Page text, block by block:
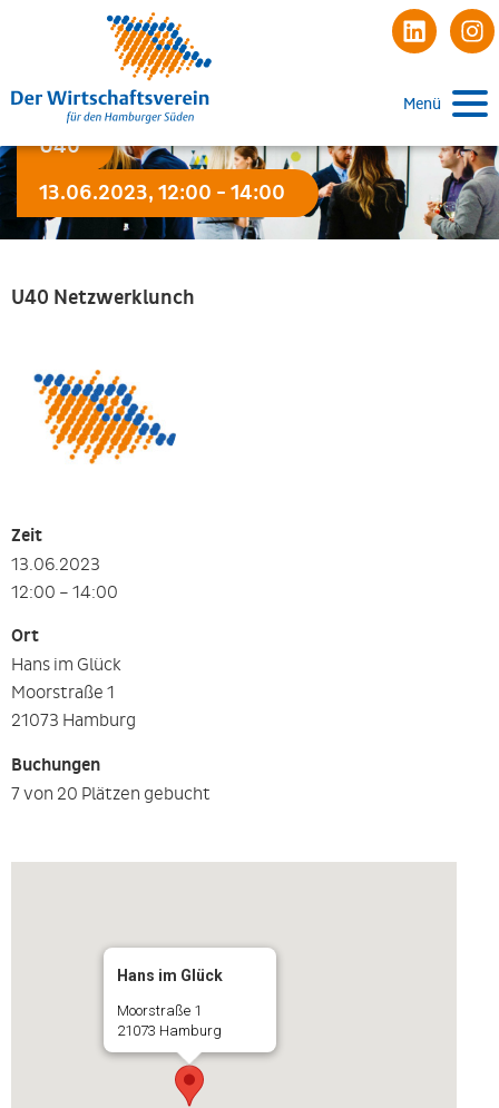
Menü
U40
13.06.2023, 12:00 - 14:00
U40 Netzwerklunch
Zeit
13.06.2023
12:00 – 14:00
Ort
Hans im Glück
Moorstraße 1
21073 Hamburg
Buchungen
7 von 20 Plätzen gebucht
Hans im Glück
Moorstraße 1
21073 Hamburg